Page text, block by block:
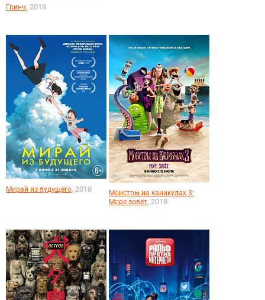
Гринч, 2018
Мирай из будущего, 2018
Монстры на каникулах 3:
Море зовёт, 2018